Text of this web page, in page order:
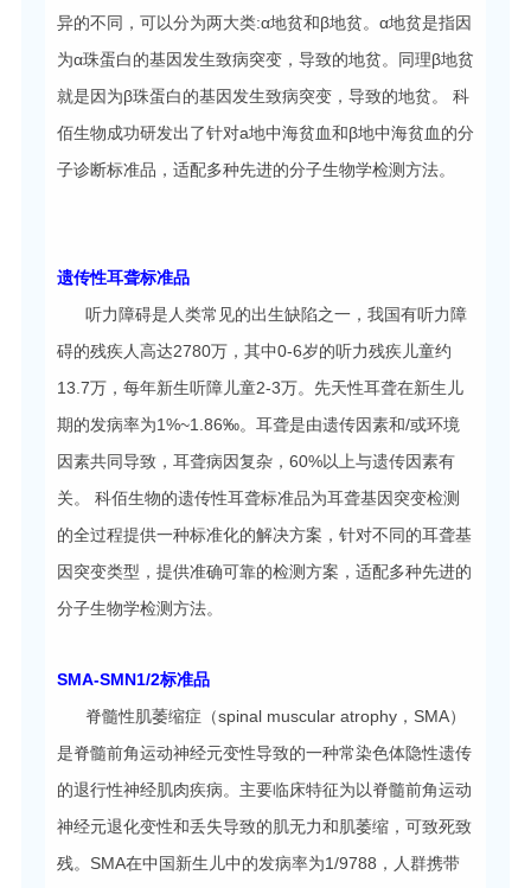
异的不同，可以分为两大类:α地贫和β地贫。α地贫是指因
为α珠蛋白的基因发生致病突变，导致的地贫。同理β地贫
就是因为β珠蛋白的基因发生致病突变，导致的地贫。 科
佰生物成功研发出了针对a地中海贫血和β地中海贫血的分
子诊断标准品，适配多种先进的分子生物学检测方法。
遗传性耳聋标准品
听力障碍是人类常见的出生缺陷之一，我国有听力障
碍的残疾人高达2780万，其中0-6岁的听力残疾儿童约
13.7万，每年新生听障儿童2-3万。先天性耳聋在新生儿
期的发病率为1%~1.86‰。耳聋是由遗传因素和/或环境
因素共同导致，耳聋病因复杂，60%以上与遗传因素有
关。 科佰生物的遗传性耳聋标准品为耳聋基因突变检测
的全过程提供一种标准化的解决方案，针对不同的耳聋基
因突变类型，提供准确可靠的检测方案，适配多种先进的
分子生物学检测方法。
SMA-SMN1/2标准品
脊髓性肌萎缩症（spinal muscular atrophy，SMA）
是脊髓前角运动神经元变性导致的一种常染色体隐性遗传
的退行性神经肌肉疾病。主要临床特征为以脊髓前角运动
神经元退化变性和丢失导致的肌无力和肌萎缩，可致死致
残。SMA在中国新生儿中的发病率为1/9788，人群携带